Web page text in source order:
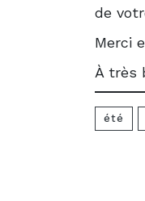
de
Merci
À très
été